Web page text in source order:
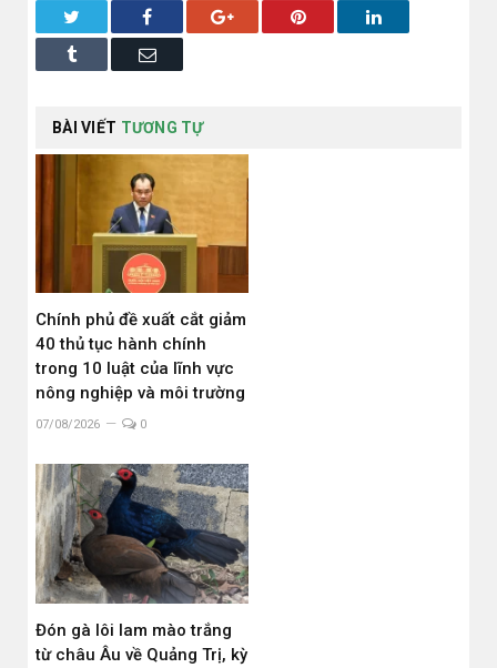
Facebook Google+ Pinterest LinkedIn
Tumblr Email
BÀI VIẾT TƯƠNG TỰ
Chính phủ đề xuất cắt giảm
40 thủ tục hành chính
trong 10 luật của lĩnh vực
nông nghiệp và môi trường
07/08/2026 0
Đón gà lôi lam mào trắng
từ châu Âu về Quảng Trị, kỳ